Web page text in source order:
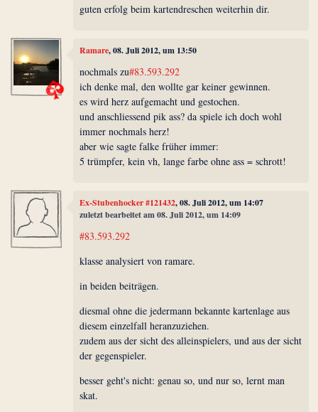
guten erfolg beim kartendreschen weiterhin dir.
Ramare, 08. Juli 2012, um 13:50
nochmals zu#83.593.292
ich denke mal, den wollte gar keiner gewinnen.
es wird herz aufgemacht und gestochen.
und anschliessend pik ass? da spiele ich doch wohl
immer nochmals herz!
aber wie sagte falke früher immer:
5 trümpfer, kein vh, lange farbe ohne ass = schrott!
Ex-Stubenhocker #121432, 08. Juli 2012, um 14:07
zuletzt bearbeitet am 08. Juli 2012, um 14:09
#83.593.292
klasse analysiert von ramare.
in beiden beiträgen.
diesmal ohne die jedermann bekannte kartenlage aus
diesem einzelfall heranzuziehen.
zudem aus der sicht des alleinspielers, und aus der sicht
der gegenspieler.
besser geht's nicht: genau so, und nur so, lernt man
skat.